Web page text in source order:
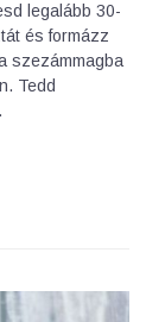
legalább 30-
és formázz
szezámmagba
Tedd